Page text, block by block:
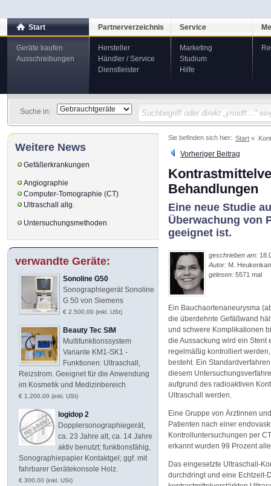
Start
Geräte kaufen
Ausschreibungen
Partnerverzeichnis
Hersteller
Händler / Service
Dienstleister
Service
Marketing
Studium
Hilfe
Suche in:
Sie befinden sich hier: Start
Vorheriger Beitrag
Behandlungen
Eine neue Studie
Überwachung von
geeignet ist.
geschrieben am:
Autor: M.
gelesen: 5571 mal
Ein Bauchaortenaneurysma
die überdehnte Gefäßwand
und schwere Komplikationen
die Aussackung wird ein Stent
regelmäßig kontrolliert
besteht. Ein
diesem
aufgrund des radioaktiven
Ultraschall werden.
Eine Gruppe von Ärztinnen
Patienten nach einer
Kontrolluntersuchungen per
erkannt wurden 99 Prozent
Das eingesetzte Ultraschall-
durchdringt und eine Echtzeit-
Weitere News
Gefäßerkrankungen
Angiographie
Computer-Tomographie (CT)
Ultraschall allg.
Untersuchungsmethoden
verwandte Geräte:
Sonoline G50
Sonographiegerät Sonoline
G 50 von Siemens
€ 2.500,00 (inkl. USt)
Beauty Tec SIM
Multifunktionssystem
Variante KM1-SK1 -
Funktionen: Ultraschall,
Reizstrom. Geeignet für die Anwendung
im Kosmetik und Medizinbereich
€ 1.200,00 (inkl. USt)
logidop 2
Dopplersonographiegerät,
ca. 23 Jahre alt, ca. 14 Jahre
aktiv benutzt; funktionsfähig,
Sonographiepapier Kontaktgel; ggf. mit
fahrbarer Gerätekonsole Holz.
€ 300,00 (inkl. USt)